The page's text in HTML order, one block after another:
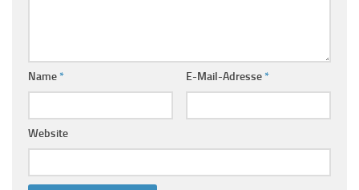
Name* E-Mail-Adresse*
Website